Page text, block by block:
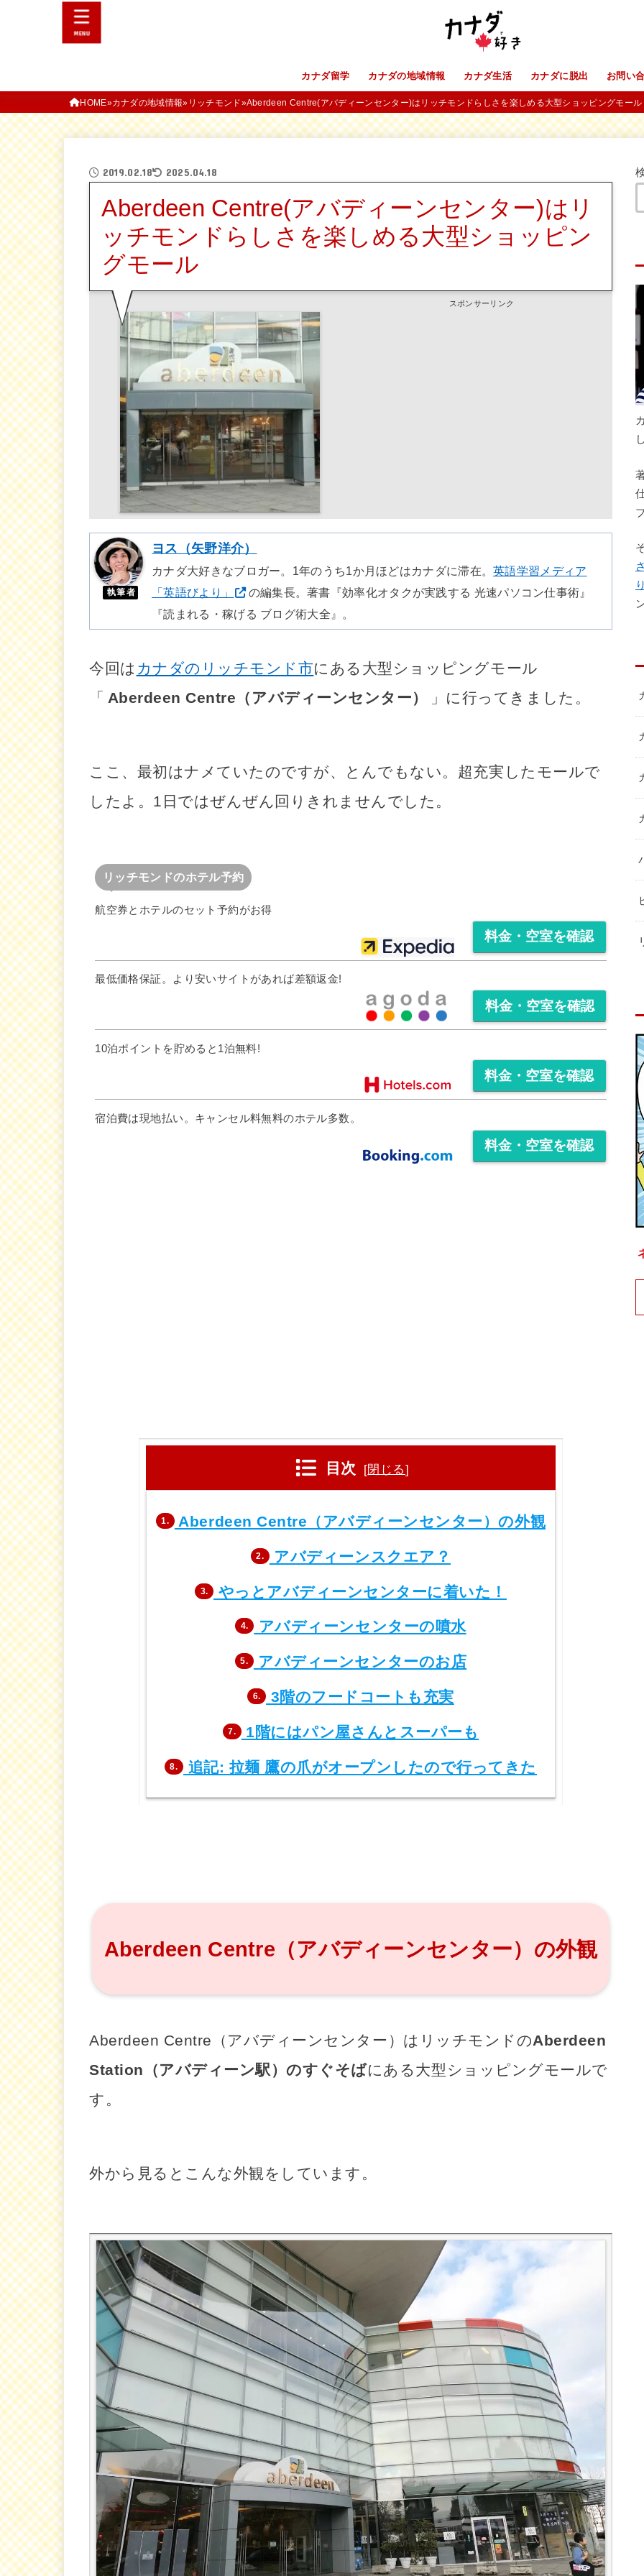
カナダ留学 カナダの地域情報 カナダ生活 カナダに脱出 お問い
MENU
HOME カナダの地域情報 リッチモンド Aberdeen Centre(アバディーンセンター)はリッチモンドらしさを楽しめる大型ショッピングモール
2019.02.18 2025.04.18
Aberdeen Centre(アバディーンセンター)はリ
ッチモンドらしさを楽しめる大型ショッピン
グモール
スポンサーリンク
執筆者
ヨス（矢野洋介）
カナダ大好きなブロガー。1年のうち1か月ほどはカナダに滞在。英語学習メディア
「英語びより」
の編集長。著書『効率化オタクが実践する 光速パソコン仕事術』
『読まれる・稼げる ブログ術大全』。
今回は カナダのリッチモンド市にある大型ショッピングモール
「 Aberdeen Centre（アバディーンセンター） 」に行ってきました。
ここ、最初はナメていたのですが、とんでもない。超充実したモールで
したよ。1日ではぜんぜん回りきれませんでした。
リッチモンドのホテル予約
料金・空室を確認
料金・空室を確認
料金・空室を確認
料金・空室を確認
目次 [閉じる]
1. Aberdeen Centre（アバディーンセンター）の外観
2. アバディーンスクエア？
3. やっとアバディーンセンターに着いた！
4. アバディーンセンターの噴水
5. アバディーンセンターのお店
6. 3階のフードコートも充実
7. 1階にはパン屋さんとスーパーも
8. 追記: 拉麺 鷹の爪がオープンしたので行ってきた
Aberdeen Centre（アバディーンセンター）の外観
Aberdeen Centre（アバディーンセンター）はリッチモンドのAberdeen
Station（アバディーン駅）のすぐそばにある大型ショッピングモールで
す。
外から見るとこんな外観をしています。